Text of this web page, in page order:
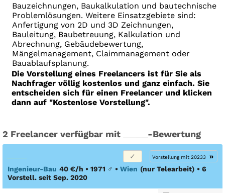
Bauzeichnungen, Baukalkulation und bautechnische
Problemlösungen. Weitere Einsatzgebiete sind:
Anfertigung von 2D und 3D Zeichnungen,
Bauleitung, Baubetreuung, Kalkulation und
Abrechnung, Gebäudebewertung,
Mängelmanagement, Claimmanagement oder
Bauablaufsplanung.
Die Vorstellung eines Freelancers ist für Sie als
Nachfrager völlig kostenlos und ganz einfach. Sie
entscheiden sich für einen Freelancer und klicken
dann auf "Kostenlose Vorstellung".
2 Freelancer verfügbar mit -Bewertung
Vorstellung mit 20233
»
Ingenieur-Bau 40 €/h • 1971 ♂ • Wien (nur Telearbeit) • 6
Vorstell. seit Sep. 2020